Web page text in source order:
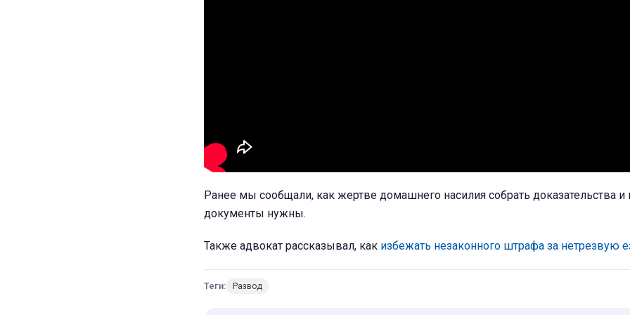
Ранее мы сообщали, как жертве домашнего насилия собрать доказательства и
документы нужны.
Также адвокат рассказывал, как избежать незаконного штрафа за нетрезвую
Теги: Развод